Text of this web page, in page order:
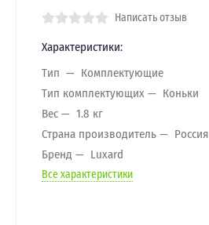
Написать отзыв
Характеристики:
Тип
Комплектующие
Тип комплектующих
Коньки
Вес
1.8 кг
Страна производитель
Россия
Бренд
Luxard
Все характеристики